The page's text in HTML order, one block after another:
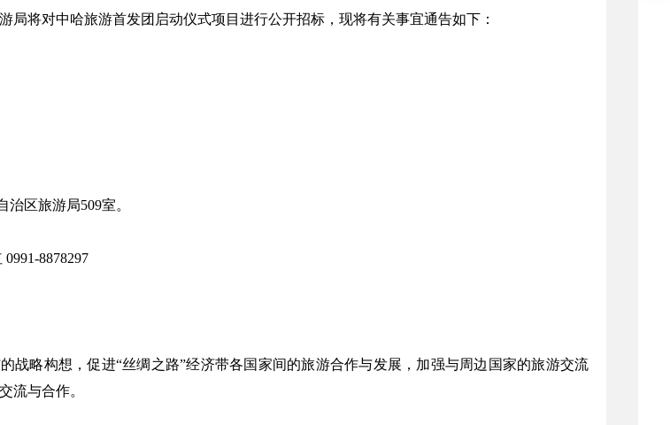
局将对中哈旅游首发团启动仪式项目进行公开招标，现将有关事宜通告如下：
区旅游局509室。
8878297
战略构想，促进“丝绸之路”经济带各国家间的旅游合作与发展，加强与周边国家的旅游交流
流与合作。